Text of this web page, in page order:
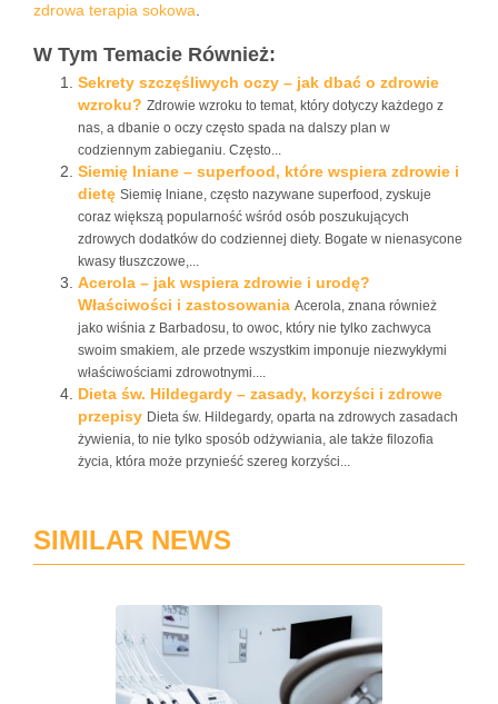
zdrowa terapia sokowa
W Tym Temacie Również:
Sekrety szczęśliwych oczy – jak dbać o zdrowie
wzroku? Zdrowie wzroku to temat, który dotyczy każdego z
nas, a dbanie o oczy często spada na dalszy plan w
codziennym zabieganiu. Często...
Siemię lniane – superfood, które wspiera zdrowie i
dietę Siemię lniane, często nazywane superfood, zyskuje
coraz większą popularność wśród osób poszukujących
zdrowych dodatków do codziennej diety. Bogate w nienasycone
kwasy tłuszczowe,...
Acerola – jak wspiera zdrowie i urodę?
Właściwości i zastosowania Acerola, znana również
jako wiśnia z Barbadosu, to owoc, który nie tylko zachwyca
swoim smakiem, ale przede wszystkim imponuje niezwykłymi
właściwościami zdrowotnymi....
Dieta św. Hildegardy – zasady, korzyści i zdrowe
przepisy Dieta św. Hildegardy, oparta na zdrowych zasadach
żywienia, to nie tylko sposób odżywiania, ale także filozofia
życia, która może przynieść szereg korzyści...
SIMILAR NEWS